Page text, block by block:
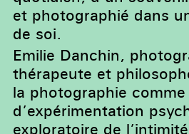
et photographié dans
de soi.
Emilie Danchin,
thérapeute et
la photographie
d’expérimentation
exploratoire de